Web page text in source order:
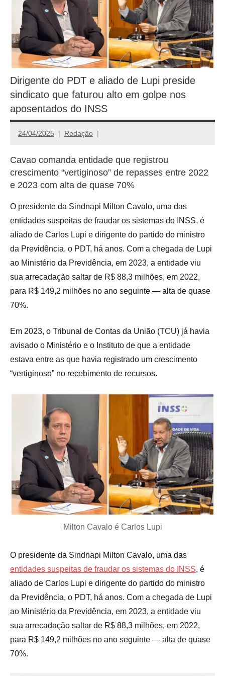
Dirigente do PDT e aliado de Lupi preside
sindicato que faturou alto em golpe nos
aposentados do INSS
24/04/2025 Redação
Cavao comanda entidade que registrou
crescimento “vertiginoso” de repasses entre 2022
e 2023 com alta de quase 70%
O presidente da Sindnapi Milton Cavalo, uma das
entidades suspeitas de fraudar os sistemas do INSS, é
aliado de Carlos Lupi e dirigente do partido do ministro
da Previdência, o PDT, há anos. Com a chegada de Lupi
ao Ministério da Previdência, em 2023, a entidade viu
sua arrecadação saltar de R$ 88,3 milhões, em 2022,
para R$ 149,2 milhões no ano seguinte — alta de quase
70%.
Em 2023, o Tribunal de Contas da União (TCU) já havia
avisado o Ministério e o Instituto de que a entidade
estava entre as que havia registrado um crescimento
“vertiginoso” no recebimento de recursos.
Milton Cavalo é Carlos Lupi
O presidente da Sindnapi Milton Cavalo, uma das
entidades suspeitas de fraudar os sistemas do INSS, é
aliado de Carlos Lupi e dirigente do partido do ministro
da Previdência, o PDT, há anos. Com a chegada de Lupi
ao Ministério da Previdência, em 2023, a entidade viu
sua arrecadação saltar de R$ 88,3 milhões, em 2022,
para R$ 149,2 milhões no ano seguinte — alta de quase
70%.